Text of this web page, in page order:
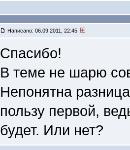
Написано: 06.09.2011, 22:45
Спасибо!
В теме не шарю
Непонятна
пользу первой,
будет. Или нет?